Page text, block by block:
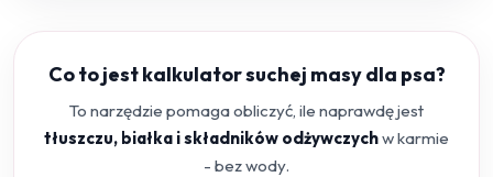
Co to jest kalkulator suchej masy dla psa?
To narzędzie pomaga obliczyć, ile naprawdę jest
tłuszczu, białka i składników odżywczychw karmie
- bez wody.